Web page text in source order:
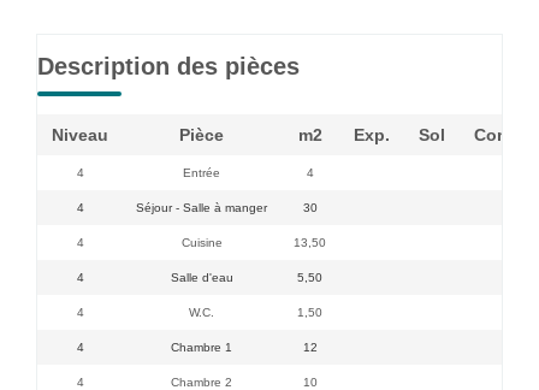
Description des pièces
Niveau Pièce m2 Exp. Sol
4 Entrée 4
4 Séjour - Salle à manger 30
4 Cuisine 13,50
4 Salle d'eau 5,50
4 W.C. 1,50
4 Chambre 1 12
4 Chambre 2 10